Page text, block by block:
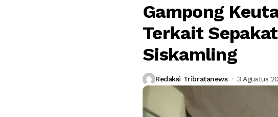
Gampong
Terkait
Siskamling
Redaksi Tribratanews 3 Agustus